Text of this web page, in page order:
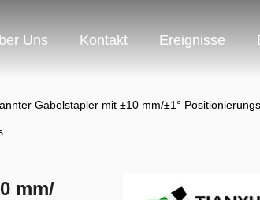
Uns Kontakt Ereignisse
Gabelstapler mit ±10 mm/±1°
mm/